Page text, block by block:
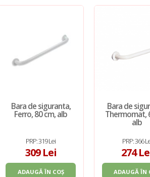
Bara de siguranta,
Ferro, 80 cm, alb
PRP: 319 Lei
309 Lei
ADAUGĂ ÎN COȘ
Bara de
Thermomat,
alb
PRP: 366
274
ADAUGĂ ÎN